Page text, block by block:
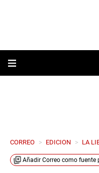
CORREO > EDICION > LA
Añadir Correo como fuente